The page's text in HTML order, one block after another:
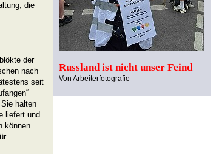
die
der
nach
seit
halten
liefert und
können.
Russland ist nicht unser Feind
Von Arbeiterfotografie